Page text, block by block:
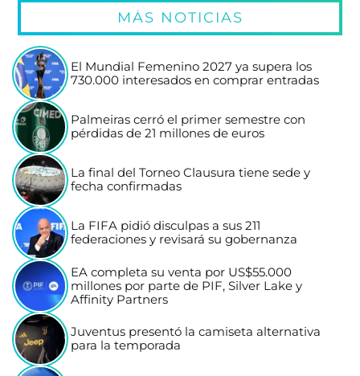
MÁS NOTICIAS
El Mundial Femenino 2027 ya supera los
730.000 interesados en comprar entradas
Palmeiras cerró el primer semestre con
pérdidas de 21 millones de euros
La final del Torneo Clausura tiene sede y
fecha confirmadas
La FIFA pidió disculpas a sus 211
federaciones y revisará su gobernanza
EA completa su venta por US$55.000
millones por parte de PIF, Silver Lake y
Affinity Partners
Juventus presentó la camiseta alternativa
para la temporada